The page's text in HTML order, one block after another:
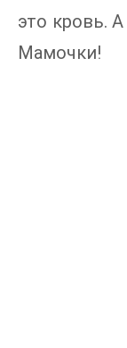
это кровь.
Мамочки!